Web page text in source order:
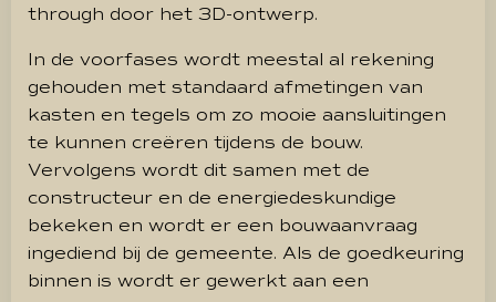
through door het 3D-ontwerp.
In de voorfases wordt meestal al rekening
gehouden met standaard afmetingen van
kasten en tegels om zo mooie aansluitingen
te kunnen creëren tijdens de bouw.
Vervolgens wordt dit samen met de
constructeur en de energiedeskundige
bekeken en wordt er een bouwaanvraag
ingediend bij de gemeente. Als de goedkeuring
binnen is wordt er gewerkt aan een